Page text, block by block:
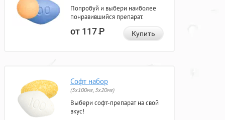
Попробуй и выбери наиболее
понравившийся препарат.
от 117Р Купить
Софт набор
(3x100мг, 3x20мг)
Выбери софт-препарат на свой
вкус!